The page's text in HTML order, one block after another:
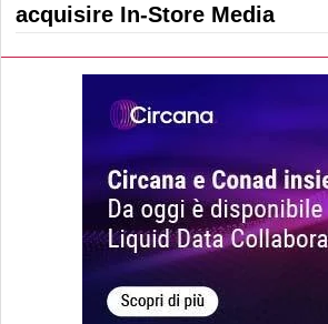
acquisire In-Store Media